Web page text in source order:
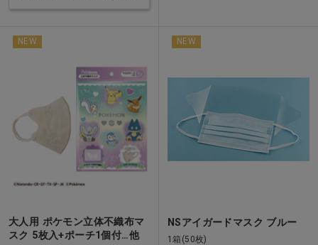
NEW
大人用 ポケモン立体不織布マ
スク 5枚入+ポーチ1個付…他
NEW
NSアイガードマスク ブルー
1箱(50枚)